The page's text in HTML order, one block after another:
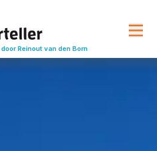
door Reinout van den Born